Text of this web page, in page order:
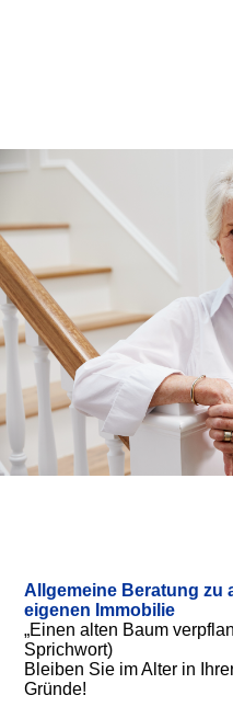
I
r in
Ihr Kaufpreis
Allgemeine Beratung zu
eigenen Immobilie
„Einen alten Baum
Sprichwort)
Bleiben Sie im Alter in
Gründe!